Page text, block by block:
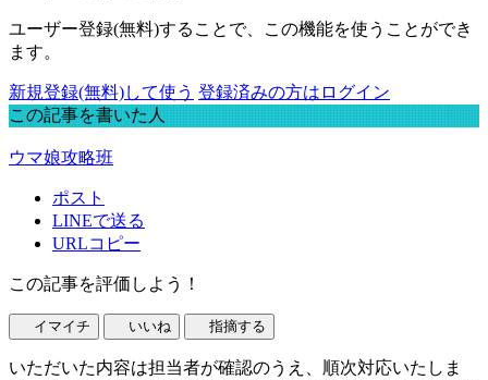
ユーザー登録(無料)することで、この機能を使うことができ
ます。
新規登録(無料)して使う 登録済みの方はログイン
この記事を書いた人
ウマ娘攻略班
ポスト
LINEで送る
URLコピー
この記事を評価しよう！
イマイチ いいね 指摘する
いただいた内容は担当者が確認のうえ、順次対応いたしま